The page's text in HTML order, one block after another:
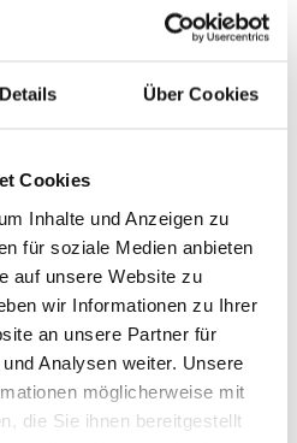
Details Über Cookies
Cookies
Inhalte und Anzeigen zu
für soziale Medien anbieten
auf unsere Website zu
wir Informationen zu Ihrer
an unsere Partner für
Analysen weiter. Unsere
möglicherweise mit
die Sie ihnen bereitgestellt

Cell tył x2 Toyota
lift 40mm